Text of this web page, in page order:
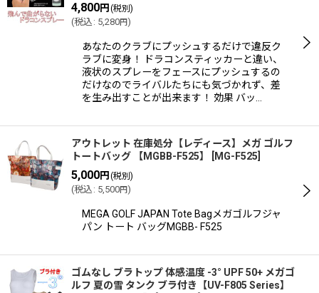
4,800円 (税別)
(税込 : 5,280円)
あなたのクラブにプッシュするだけで違反ク
ラブに変身！ ドラコンスティッカーと違い、
液状のスプレーをフェースにプッシュするの
だけなのでライバルたちにも気づかれず、差
を生み出すことが出来ます！ 効果 バッ…
アウトレット 在庫処分【レディース】メガ ゴルフ
トートバッグ 【MGBB-F525】
MG-F525
5,000円 (税別)
(税込 : 5,500円)
MEGA GOLF JAPAN Tote Bagメガゴルフジャ
パン トート バッグMGBB- F525
ゴムなし ブラトップ 体感温度 -3° UPF 50+ メガゴ
ルフ 夏の雪 タンク ブラ付き【UV-F805 Series】